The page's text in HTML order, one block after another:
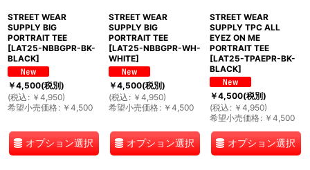
STREET WEAR
SUPPLY BIG
PORTRAIT TEE
[LAT25-NBBGPR-BK-
BLACK]
￥4,500(税別)
(税込 : ￥ 4,950)
希望小売価格: ￥ 4,500
オプション選択
STREET WEAR
SUPPLY BIG
PORTRAIT TEE
[LAT25-NBBGPR-WH-
WHITE]
￥4,500(税別)
(税込 : ￥ 4,950)
希望小売価格: ￥ 4,500
オプション選択
STREET WEAR
SUPPLY TPC ALL
EYEZ ON ME
PORTRAIT TEE
[LAT25-TPAEPR-BK-
BLACK]
￥4,500(税別)
(税込 : ￥ 4,950)
希望小売価格: ￥ 4,500
オプション選択